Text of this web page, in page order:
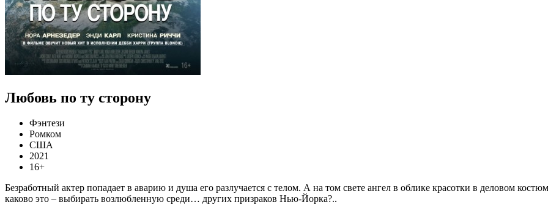
Любовь по ту сторону
Фэнтези
Ромком
США
2021
16+
Безработный актер попадает в аварию и душа его разлучается с телом. А на том свете ангел в облике красотки в деловом
каково это – выбирать возлюбленную среди… других призраков Нью-Йорка?..